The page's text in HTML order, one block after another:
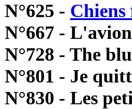
N°625 - Chiens
N°667 -
N°728 - The
N°801 - Je
N°830 - Les